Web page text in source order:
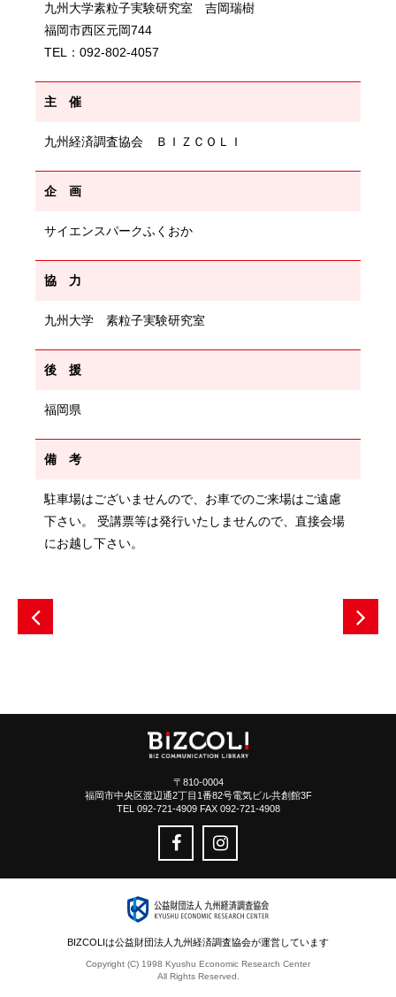
九州大学素粒子実験研究室 吉岡瑞樹
福岡市西区元岡744
TEL：092-802-4057
主 催
九州経済調査協会 ＢＩＺＣＯＬＩ
企 画
サイエンスパークふくおか
協 力
九州大学 素粒子実験研究室
後 援
福岡県
備 考
駐車場はございませんので、お車でのご来場はご遠慮
下さい。 受講票等は発行いたしませんので、直接会場
にお越し下さい。
〒810-0004
福岡市中央区渡辺通2丁目1番82号電気ビル共創館3F
TEL 092-721-4909 FAX 092-721-4908
BIZCOLIは公益財団法人九州経済調査協会が運営しています
Copyright (C) 1998 Kyushu Economic Research Center
All Rights Reserved.